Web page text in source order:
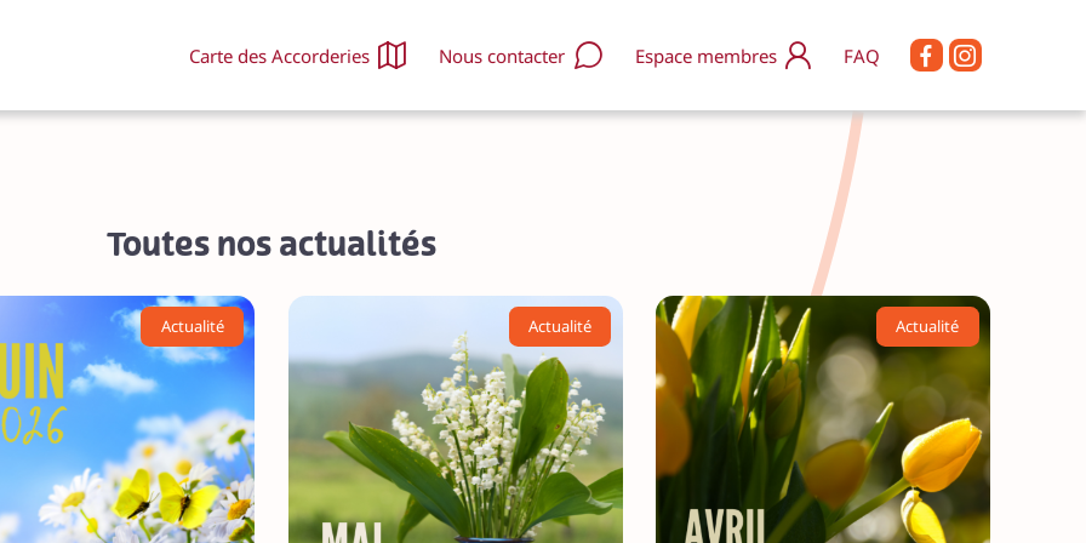
Nos activités
L'agenda
Nos événements
Nos actualités
Nous rejoindre / nous soutenir
FAQ
Carte des Accorderies Nous contacter Espace membres FAQ
Toutes nos actualités
Actualité Actualité Actualité